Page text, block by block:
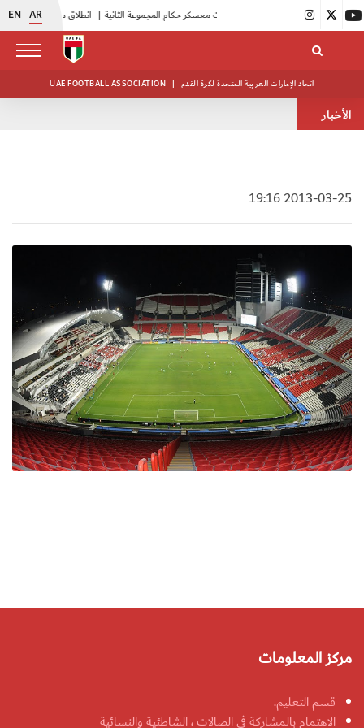
EN AR انطلاق منافسات بطولة النخبة لحرس الرئاسة |
UAE FOOTBALL ASSOCIATION | اتحاد الإمارات العربية المتحدة لكرة القدم
الأخبار
2013-03-25 19:16
مركز المعلومات
قسم التعليم.
الاهتمام بالمشاركة في الصالات ، الشاطئية والنسائية